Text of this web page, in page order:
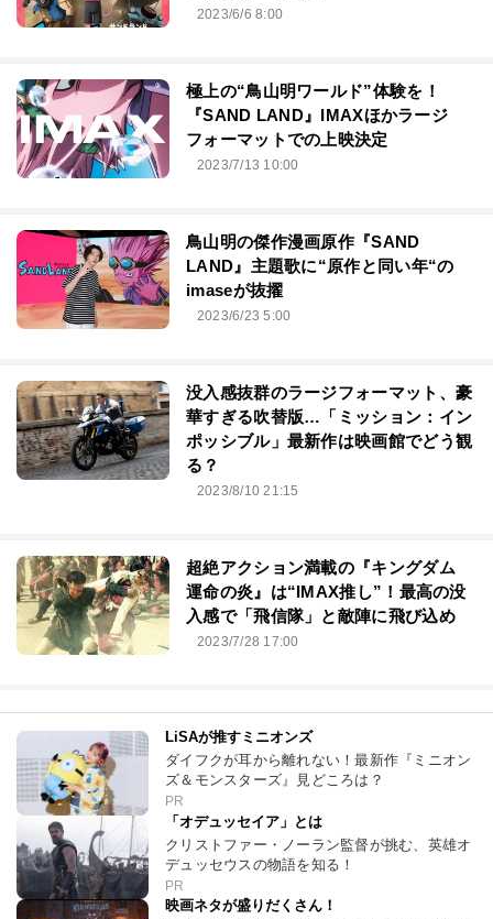
2023/6/6 8:00
極上の“鳥山明ワールド”体験を！
『SAND LAND』IMAXほかラージ
フォーマットでの上映決定
2023/7/13 10:00
鳥山明の傑作漫画原作『SAND
LAND』主題歌に“原作と同い年“の
imaseが抜擢
2023/6/23 5:00
没入感抜群のラージフォーマット、豪
華すぎる吹替版…「ミッション：イン
ポッシブル」最新作は映画館でどう観
る？
2023/8/10 21:15
超絶アクション満載の『キングダム
運命の炎』は“IMAX推し”！最高の没
入感で「飛信隊」と敵陣に飛び込め
2023/7/28 17:00
LiSAが推すミニオンズ
ダイフクが耳から離れない！最新作『ミニオン
ズ＆モンスターズ』見どころは？
PR
「オデュッセイア」とは
クリストファー・ノーラン監督が挑む、英雄オ
デュッセウスの物語を知る！
PR
映画ネタが盛りだくさん！